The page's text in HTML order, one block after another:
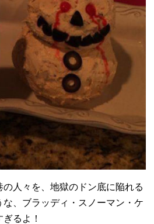
の人々を、地獄のドン底に陥れる
、ブラッディ・ スノーマン・ケ
るよ！